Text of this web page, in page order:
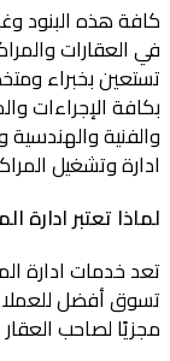
كافة هذه البنود
في العقارات
تستعين بخبراء
بكافة الإجراءات
والفنية
ادارة وتشغيل
لماذا تعتبرادارة
تعد خدمات ادارة
تسوق أفضل
مجزيًا لصاحب العقار